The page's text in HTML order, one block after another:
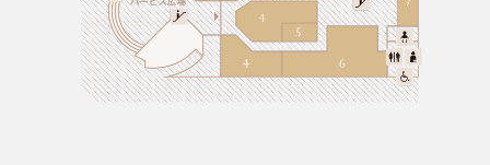
LANGUAGE